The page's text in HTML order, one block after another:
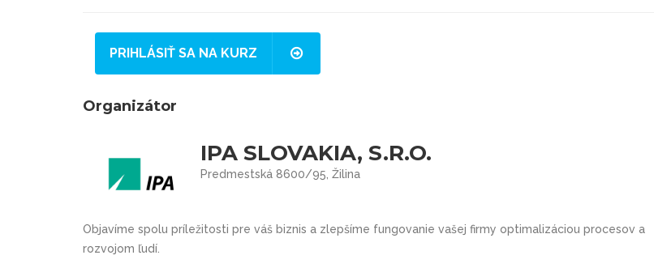
PRIHLÁSIŤ SA NA KURZ
Organizátor
IPA SLOVAKIA, S.R.O.
Predmestská 8600/95, Žilina
Objavíme spolu príležitosti pre váš biznis a zlepšíme fungovanie vašej firmy optimalizáciou procesov a
rozvojom ľudí.